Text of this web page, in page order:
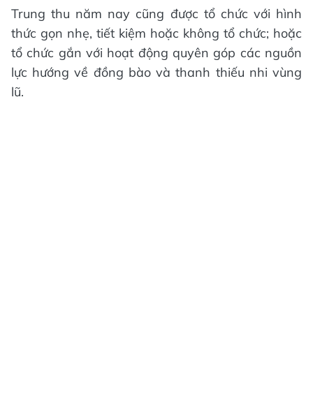
Trung thu năm nay cũng được tổ chức với hình
thức gọn nhẹ, tiết kiệm hoặc không tổ chức; hoặc
tổ chức gắn với hoạt động quyên góp các nguồn
lực hướng về đồng bào và thanh thiếu nhi vùng
lũ.